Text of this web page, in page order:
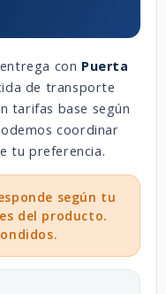
con Puerta
de transporte
tarifas base según
coordinar
tu preferencia.
según tu
del producto.